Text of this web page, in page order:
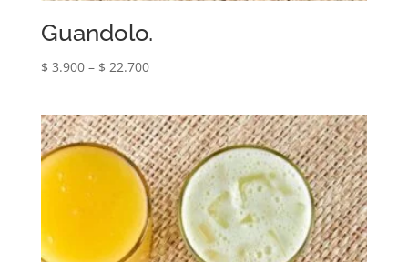
Guandolo.
$ 3.900– $ 22.700